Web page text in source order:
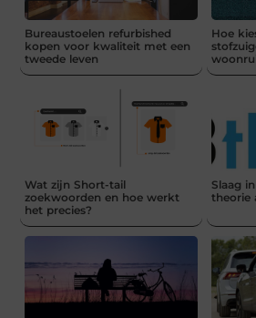
Bureaustoelen refurbished
kopen voor kwaliteit met een
tweede leven
Hoe
Wat zijn Short-tail
zoekwoorden en hoe werkt
het precies?
Slaag
theorie